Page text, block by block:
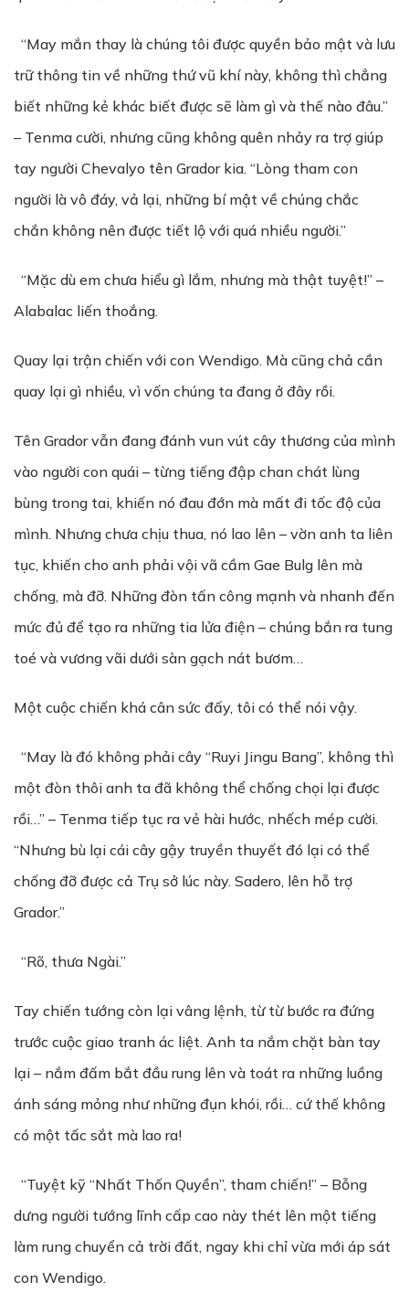
“May mắn thay là chúng tôi được quyền bảo mật và lưu
trữ thông tin về những thứ vũ khí này, không thì chẳng
biết những kẻ khác biết được sẽ làm gì và thế nào đâu.”
– Tenma cười, nhưng cũng không quên nhảy ra trợ giúp
tay người Chevalyo tên Grador kia. “Lòng tham con
người là vô đáy, vả lại, những bí mật về chúng chắc
chắn không nên được tiết lộ với quá nhiều người.”
“Mặc dù em chưa hiểu gì lắm, nhưng mà thật tuyệt!” –
Alabalac liến thoắng.
Quay lại trận chiến với con Wendigo. Mà cũng chả cần
quay lại gì nhiều, vì vốn chúng ta đang ở đây rồi.
Tên Grador vẫn đang đánh vun vút cây thương của mình
vào người con quái – từng tiếng đập chan chát lùng
bùng trong tai, khiến nó đau đớn mà mất đi tốc độ của
mình. Nhưng chưa chịu thua, nó lao lên – vờn anh ta liên
tục, khiến cho anh phải vội vã cầm Gae Bulg lên mà
chống, mà đỡ. Những đòn tấn công mạnh và nhanh đến
mức đủ để tạo ra những tia lửa điện – chúng bắn ra tung
toé và vương vãi dưới sàn gạch nát bươm…
Một cuộc chiến khá cân sức đấy, tôi có thể nói vậy.
“May là đó không phải cây “Ruyi Jingu Bang”, không thì
một đòn thôi anh ta đã không thể chống chọi lại được
rồi…” – Tenma tiếp tục ra vẻ hài hước, nhếch mép cười.
“Nhưng bù lại cái cây gậy truyền thuyết đó lại có thể
chống đỡ được cả Trụ sở lúc này. Sadero, lên hỗ trợ
Grador.”
“Rõ, thưa Ngài.”
Tay chiến tướng còn lại vâng lệnh, từ từ bước ra đứng
trước cuộc giao tranh ác liệt. Anh ta nắm chặt bàn tay
lại – nắm đấm bắt đầu rung lên và toát ra những luồng
ánh sáng mỏng như những đụn khói, rồi… cứ thế không
có một tấc sắt mà lao ra!
“Tuyệt kỹ “Nhất Thốn Quyền”, tham chiến!” – Bỗng
dưng người tướng lĩnh cấp cao này thét lên một tiếng
làm rung chuyển cả trời đất, ngay khi chỉ vừa mới áp sát
con Wendigo.